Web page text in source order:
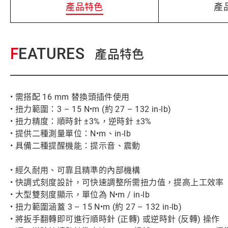
產品特色 產
FEATURES 產品特色
• 需搭配 16 mm 替換頭插件使用
• 扭力範圍：3 – 15 N•m (約 27 – 132 in-lb)
• 扭力精度：順時針 ±3%，逆時針 ±3%
• 提供二種測量單位：N•m、in-lb
• 具備二種提醒機能：提示音、震動
• 經久耐用、可靠且精準的內部機構
• 快調式刻度設計，可快速調整所需扭力值，提高上工效率
• 大型雙刻度顯示，單位為 N•m / in-lb
• 扭力範圍涵蓋 3 – 15 N•m (約 27 – 132 in-lb)
• 將扳手翻轉即可進行順時針 (正轉) 或逆時針 (反轉) 操作